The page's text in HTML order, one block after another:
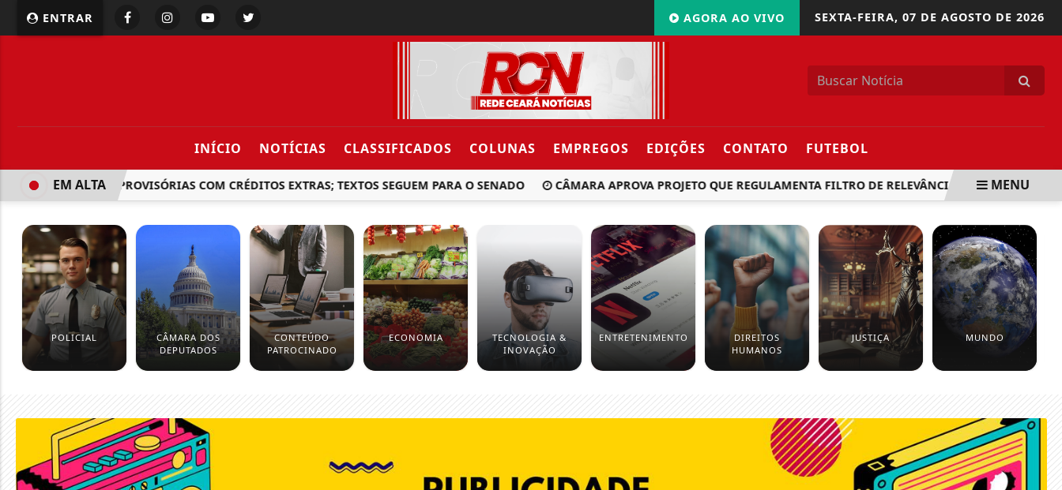
ENTRAR SEXTA-FEIRA, 07 DE AGOSTO DE 2026
AGORA AO VIVO
INÍCIO NOTÍCIAS CLASSIFICADOS COLUNAS EMPREGOS EDIÇÕES CONTATO FUTEBOL
SEIS MEDIDAS PROVISÓRIAS COM CRÉDITOS EXTRAS; TEXTOS SEGUEM PARA O SENADO CÂMARA APROVA PROJETO QUE REGULAMENTA FILTRO DE RELEVÂNCIA DE RECURSO
EM ALTA MENU
POLICIAL
CÂMARA DOS
DEPUTADOS
CONTEÚDO
PATROCINADO
ECONOMIA
TECNOLOGIA &
INOVAÇÃO
ENTRETENIMENTO
DIREITOS
HUMANOS
JUSTIÇA MUNDO